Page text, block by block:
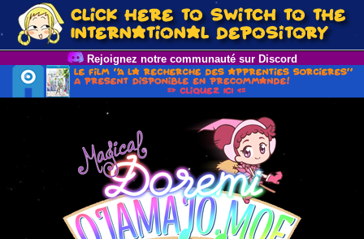
Rejoignez notre communauté sur Discord